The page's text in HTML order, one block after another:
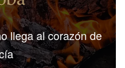
llega al corazón de